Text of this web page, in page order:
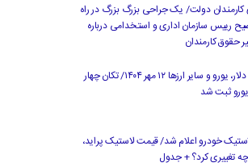
کارمندان دولت/ یک جراحی بزرگ بزرگ در راه
رییس سازمان اداری و استخدامی درباره
حقوق کارمندان
قیمت جدید دلار، یورو و سایر ارزها ۱۲ مهر ۱۴۰۴/ تکان چهار
ثبت شد
خودرو اعلام شد/ قیمت لاستیک پراید،
تغییری کرد؟ + جدول